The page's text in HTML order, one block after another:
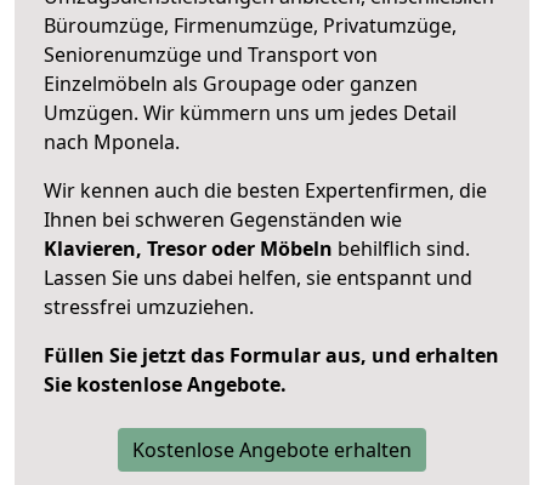
Büroumzüge, Firmenumzüge, Privatumzüge,
Seniorenumzüge und Transport von
Einzelmöbeln als Groupage oder ganzen
Umzügen. Wir kümmern uns um jedes Detail
nach Mponela.
Wir kennen auch die besten Expertenfirmen, die
Ihnen bei schweren Gegenständen wie
Klavieren, Tresor oder Möbeln behilflich sind.
Lassen Sie uns dabei helfen, sie entspannt und
stressfrei umzuziehen.
Füllen Sie jetzt das Formular aus, und erhalten
Sie kostenlose Angebote.
Kostenlose Angebote erhalten